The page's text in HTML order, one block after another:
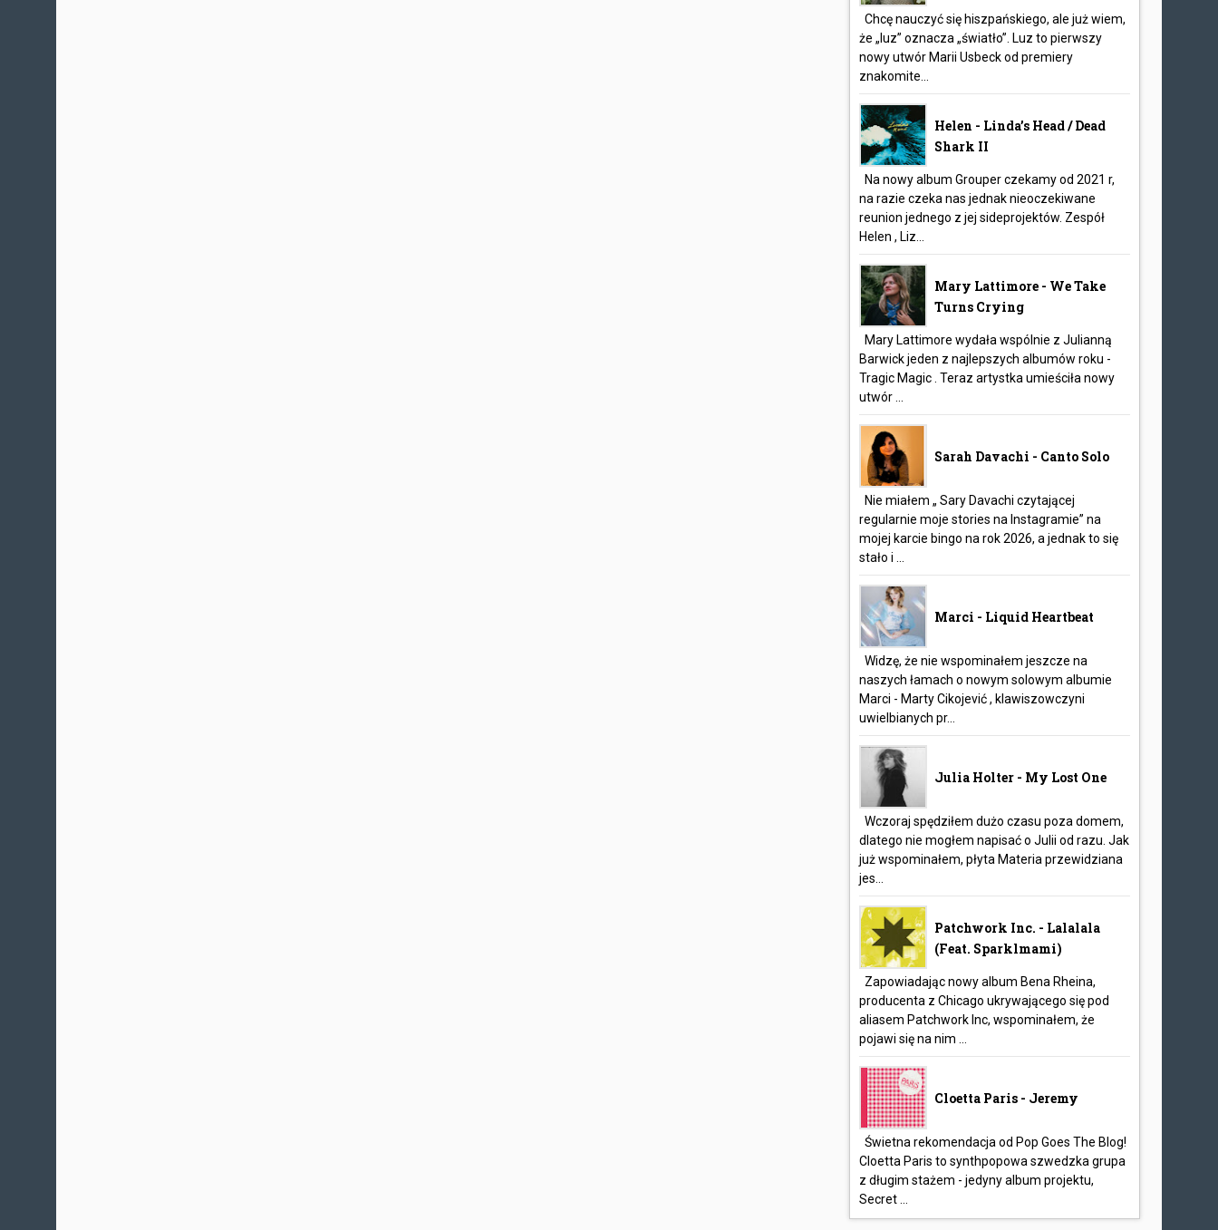
Chcę nauczyć się hiszpańskiego, ale już wiem,
że „luz” oznacza „światło”. Luz to pierwszy
nowy utwór Marii Usbeck od premiery
znakomite...
Helen - Linda’s Head / Dead
Shark II
Na nowy album Grouper czekamy od 2021 r,
na razie czeka nas jednak nieoczekiwane
reunion jednego z jej sideprojektów. Zespół
Helen , Liz...
Mary Lattimore - We Take
Turns Crying
Mary Lattimore wydała wspólnie z Julianną
Barwick jeden z najlepszych albumów roku -
Tragic Magic . Teraz artystka umieściła nowy
utwór ...
Sarah Davachi - Canto Solo
Nie miałem „ Sary Davachi czytającej
regularnie moje stories na Instagramie” na
mojej karcie bingo na rok 2026, a jednak to się
stało i ...
Marci - Liquid Heartbeat
Widzę, że nie wspominałem jeszcze na
naszych łamach o nowym solowym albumie
Marci - Marty Cikojević , klawiszowczyni
uwielbianych pr...
Julia Holter - My Lost One
Wczoraj spędziłem dużo czasu poza domem,
dlatego nie mogłem napisać o Julii od razu. Jak
już wspominałem, płyta Materia przewidziana
jes...
Patchwork Inc. - Lalalala
(feat. Sparklmami)
Zapowiadając nowy album Bena Rheina,
producenta z Chicago ukrywającego się pod
aliasem Patchwork Inc, wspominałem, że
pojawi się na nim ...
Cloetta Paris - Jeremy
Świetna rekomendacja od Pop Goes The Blog!
Cloetta Paris to synthpopowa szwedzka grupa
z długim stażem - jedyny album projektu,
Secret ...